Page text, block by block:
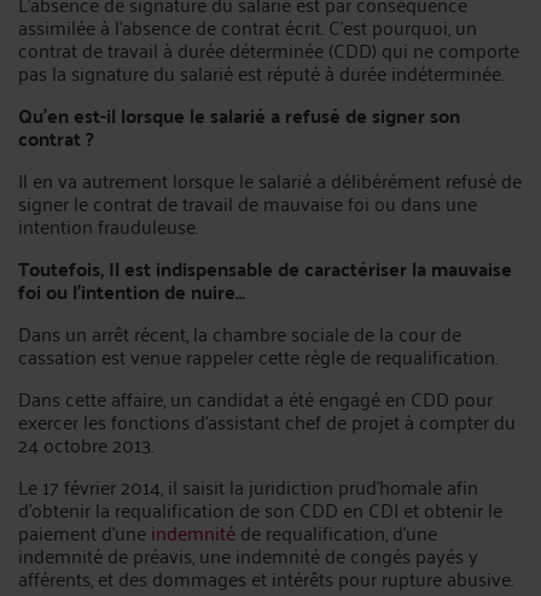
assimilée à l’absence de contrat écrit. C’est pourquoi, un
contrat de travail à durée déterminée (CDD) qui ne comporte
pas la signature du salarié est réputé à durée indéterminée.
Qu’en est-il lorsque le salarié a refusé de signer son
contrat ?
Il en va autrement lorsque le salarié a délibérément refusé de
signer le contrat de travail de mauvaise foi ou dans une
intention frauduleuse.
Toutefois, Il est indispensable de caractériser la mauvaise
foi ou l’intention de nuire…
Dans un arrêt récent, la chambre sociale de la cour de
cassation est venue rappeler cette règle de requalification.
Dans cette affaire, un candidat a été engagé en CDD pour
exercer les fonctions d’assistant chef de projet à compter du
24 octobre 2013.
Le 17 février 2014, il saisit la juridiction prud’homale afin
d’obtenir la requalification de son CDD en CDI et obtenir le
paiement d’uneindemnitéde requalification, d’une
indemnité de préavis, une indemnité de congés payés y
afférents, et des dommages et intérêts pour rupture abusive.